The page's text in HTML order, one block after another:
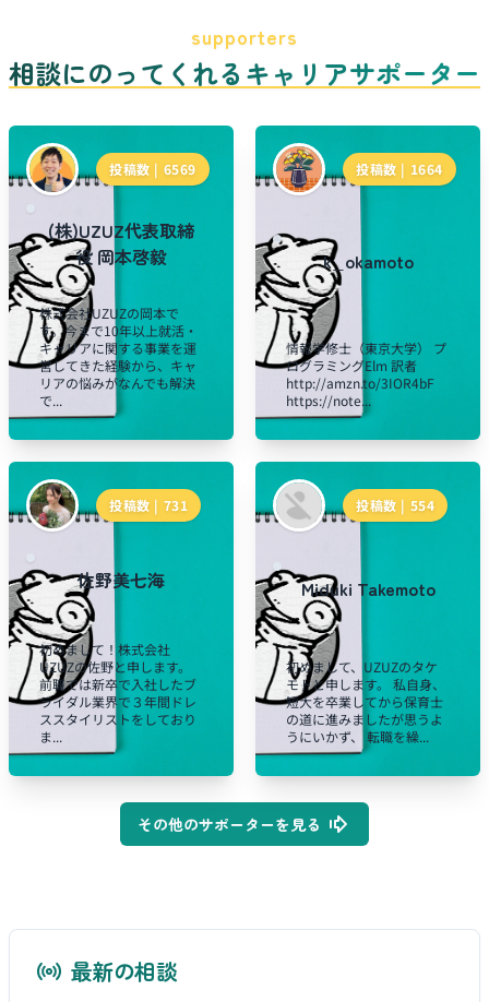
supporters
相談にのってくれるキャリアサポーター
投稿数 | 6569
(株)UZUZ代表取締
役 岡本啓毅
株式会社UZUZの岡本で
す。今まで10年以上就活・
キャリアに関する事業を運
営してきた経験から、キャ
リアの悩みがなんでも解決
で...
投稿数 | 1664
k_okamoto
情報学修士（東京大学） プ
ログラミングElm 訳者
http://amzn.to/3IOR4bF
https://note...
投稿数 | 731
佐野美七海
初めまして！株式会社
UZUZの佐野と申します。
前職では新卒で入社したブ
ライダル業界で３年間ドレ
ススタイリストをしており
ま...
投稿数 | 554
Miduki Takemoto
初めまして、UZUZのタケ
モトと申します。 私自身、
短大を卒業してから保育士
の道に進みましたが思うよ
うにいかず、 転職を繰...
その他のサポーターを見る
最新の相談